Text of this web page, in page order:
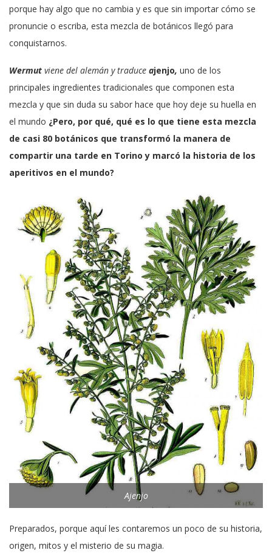
porque hay algo que no cambia y es que sin importar cómo se
pronuncie o escriba, esta mezcla de botánicos llegó para
conquistarnos.
Wermut viene del alemán ytraduce ajenjo, uno de los
principales ingredientes tradicionales que componen esta
mezcla y que sin duda su sabor hace que hoy deje su huella en
el mundo ¿Pero, por qué, qué es lo que tiene esta mezcla
de casi 80 botánicos que transformó la manera de
compartir una tarde en Torino y marcó la historia de los
aperitivos en el mundo?
Ajenjo
Preparados, porque aquí les contaremos un poco de su historia,
origen, mitos y el misterio de su magia.